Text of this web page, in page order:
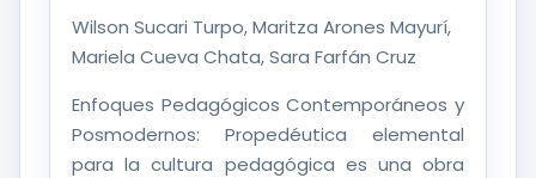
Wilson Sucari Turpo, Maritza Arones Mayurí,
Mariela Cueva Chata, Sara Farfán Cruz
Enfoques Pedagógicos Contemporáneos y
Posmodernos: Propedéutica elemental
para la cultura pedagógica es una obra